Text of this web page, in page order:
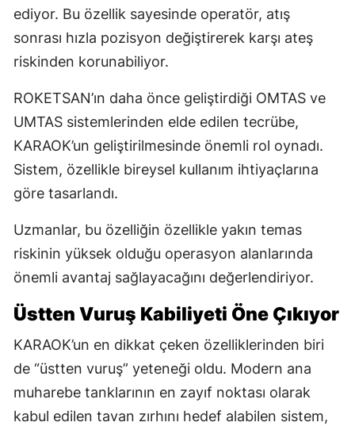
ediyor. Bu özellik sayesinde operatör, atış
sonrası hızla pozisyon değiştirerek karşı ateş
riskinden korunabiliyor.
ROKETSAN’ın daha önce geliştirdiği OMTAS ve
UMTAS sistemlerinden elde edilen tecrübe,
KARAOK’un geliştirilmesinde önemli rol oynadı.
Sistem, özellikle bireysel kullanım ihtiyaçlarına
göre tasarlandı.
Uzmanlar, bu özelliğin özellikle yakın temas
riskinin yüksek olduğu operasyon alanlarında
önemli avantaj sağlayacağını değerlendiriyor.
Üstten Vuruş Kabiliyeti Öne Çıkıyor
KARAOK’un en dikkat çeken özelliklerinden biri
de “üstten vuruş” yeteneği oldu. Modern ana
muharebe tanklarının en zayıf noktası olarak
kabul edilen tavan zırhını hedef alabilen sistem,